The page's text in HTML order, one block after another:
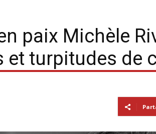
paix Michèle
et turpitudes de